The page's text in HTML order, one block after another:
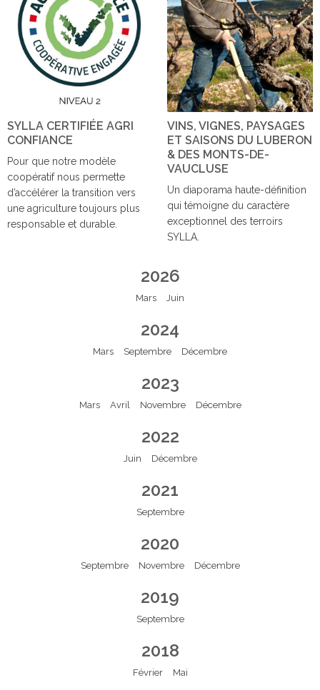
SYLLA CERTIFIÉE AGRI
CONFIANCE
Pour que notre modèle
coopératif nous permette
d’accélérer la transition vers
une agriculture toujours plus
responsable et durable.
VINS, VIGNES, PAYSAGES
ET SAISONS DU LUBERON
& DES MONTS-DE-
VAUCLUSE
Un diaporama haute-définition
qui témoigne du caractère
exceptionnel des terroirs
SYLLA.
2026
Mars Juin
2024
Mars Septembre Décembre
2023
Mars Avril Novembre Décembre
2022
Juin Décembre
2021
Septembre
2020
Septembre Novembre Décembre
2019
Septembre
2018
Février Mai